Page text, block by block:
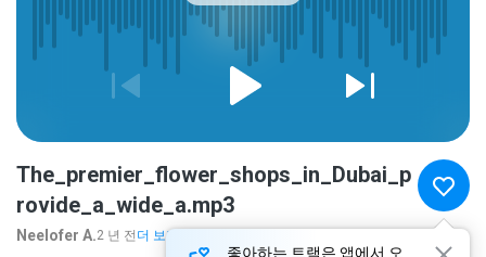
좋아하는 트랙은 앱에서 오
The_premier_flower_shops_in_Dubai_p
rovide_a_wide_a.mp3
Neelofer A.2 년 전 더 보기...